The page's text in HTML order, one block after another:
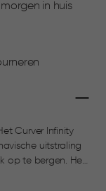
in huis
Curver Infinity
uitstraling
op te bergen. Het
geeft het